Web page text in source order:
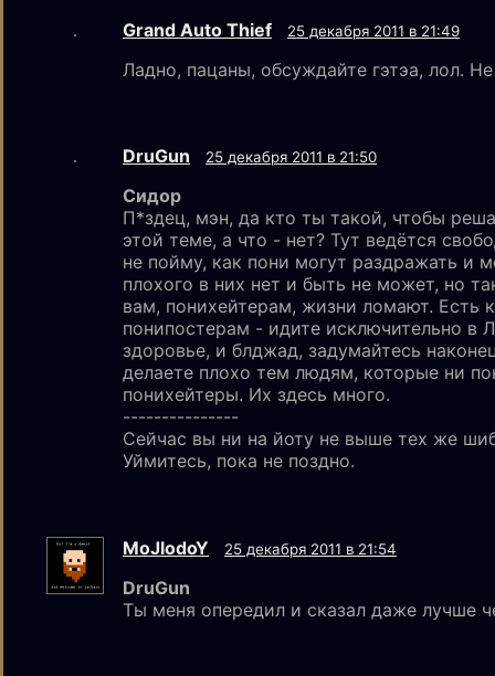
Grand Auto Thief 25 декабря 2011 в 21:49
Ладно, пацаны, обсуждайте гэтэа, лол.
DruGun 25 декабря 2011 в 21:50
Сидор
П*здец, мэн, да кто ты такой, чтобы
этой теме, а что - нет? Тут ведётся
не пойму, как пони могут раздражать и
плохого в них нет и быть не может, но
вам, понихейтерам, жизни ломают. Есть
понипостерам - идите исключительно в
здоровье, и блджад, задумайтесь
делаете плохо тем людям, которые ни
понихейтеры. Их здесь много.
---------------
Сейчас вы ни на йоту не выше тех же
Уймитесь, пока не поздно.
MoJlodoY 25 декабря 2011 в 21:54
DruGun
Ты меня опередил и сказал даже лучше